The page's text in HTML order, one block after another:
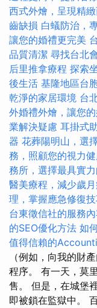
西式外燴，呈現精
齒缺損 白蟻防治，
讓您的婚禮更完美
品質清潔 尋找台北
后里推拿療程 探索
後生活 基隆地區台
乾淨的家居環境 台
外婚禮外燴，讓您
業解決疑慮 耳掛式
器 花葬陽明山，選
務，照顧您的視力
務所，選擇最具實
醫美療程，減少歲
理，掌握應急修復
台東徵信社的服務
的SEO優化方法 如
值得信賴的
（例如，向我的財
程序。 有一天，莫
售。 但是，在城堡
即被鎖在監獄中。